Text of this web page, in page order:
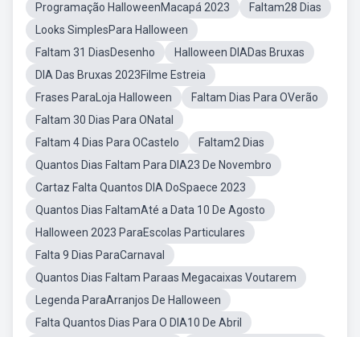
Programação HalloweenMacapá 2023
Faltam28 Dias
Looks SimplesPara Halloween
Faltam 31 DiasDesenho
Halloween DIADas Bruxas
DIA Das Bruxas 2023Filme Estreia
Frases ParaLoja Halloween
Faltam Dias Para OVerão
Faltam 30 Dias Para ONatal
Faltam 4 Dias Para OCastelo
Faltam2 Dias
Quantos Dias Faltam Para DIA23 De Novembro
Cartaz Falta Quantos DIA DoSpaece 2023
Quantos Dias FaltamAté a Data 10 De Agosto
Halloween 2023 ParaEscolas Particulares
Falta 9 Dias ParaCarnaval
Quantos Dias Faltam Paraas Megacaixas Voutarem
Legenda ParaArranjos De Halloween
Falta Quantos Dias Para O DIA10 De Abril